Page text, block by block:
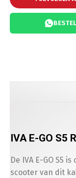
IVA E-GO S5
De IVA E-GO S5
scooter van dit